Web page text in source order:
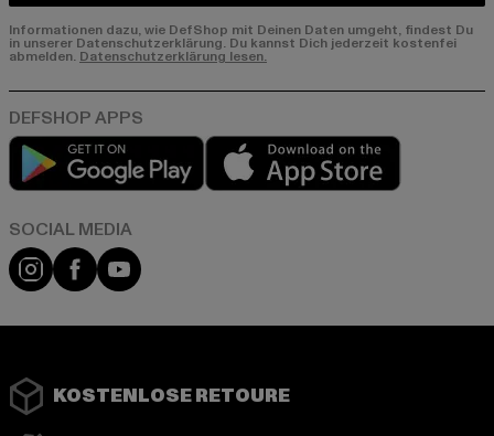
Informationen dazu, wie DefShop mit Deinen Daten umgeht, findest Du
in unserer Datenschutzerklärung. Du kannst Dich jederzeit kostenfei
abmelden. Datenschutzerklärung lesen.
Play market
Instagram
FacebookYouTube
KOSTENLOSE RETOURE